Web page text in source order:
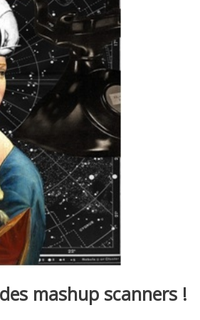
mashup scanners !